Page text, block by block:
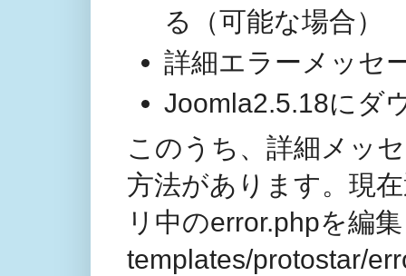
る（可能な場合）
詳細エラーメッセ
Joomla2.5.18にダ
このうち、詳細メッ
方法があります。現
リ中のerror.phpを編
templates/protostar/